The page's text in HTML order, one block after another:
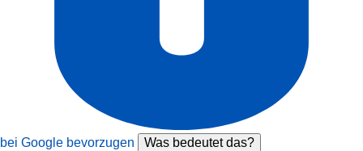
bei Google bevorzugen
Was bedeutet das?